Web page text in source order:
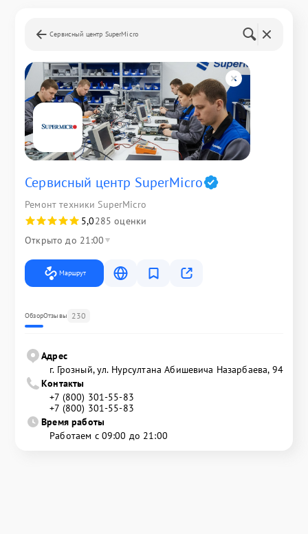
Сервисный центр SuperMicro
Сервисный центр SuperMicro
Ремонт техники SuperMicro
5,0285 оценки
Открыто до 21:00
Маршрут
ОбзорОтзывы 230
Адрес
г. Грозный, ул. Нурсултана Абишевича Назарбаева, 94
Контакты
+7 (800) 301-55-83
+7 (800) 301-55-83
Время работы
Работаем с 09:00 до 21:00